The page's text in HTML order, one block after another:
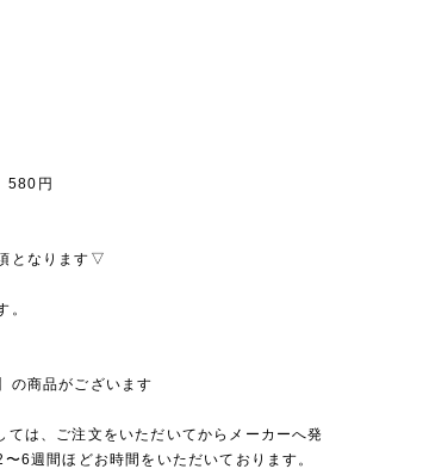
580円
となります▽
。
の商品がございます
は、ご注文をいただいてからメーカーへ発
6週間ほどお時間をいただいております。